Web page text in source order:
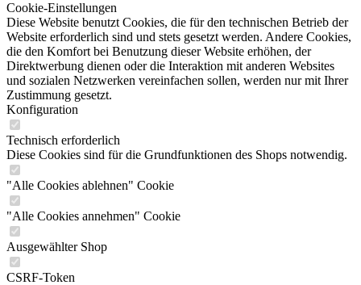
Cookie-Einstellungen
Diese Website benutzt Cookies, die für den technischen Betrieb der
Website erforderlich sind und stets gesetzt werden. Andere Cookies,
die den Komfort bei Benutzung dieser Website erhöhen, der
Direktwerbung dienen oder die Interaktion mit anderen Websites
und sozialen Netzwerken vereinfachen sollen, werden nur mit Ihrer
Zustimmung gesetzt.
Konfiguration
Technisch erforderlich
Diese Cookies sind für die Grundfunktionen des Shops notwendig.
"Alle Cookies ablehnen" Cookie
"Alle Cookies annehmen" Cookie
Ausgewählter Shop
CSRF-Token